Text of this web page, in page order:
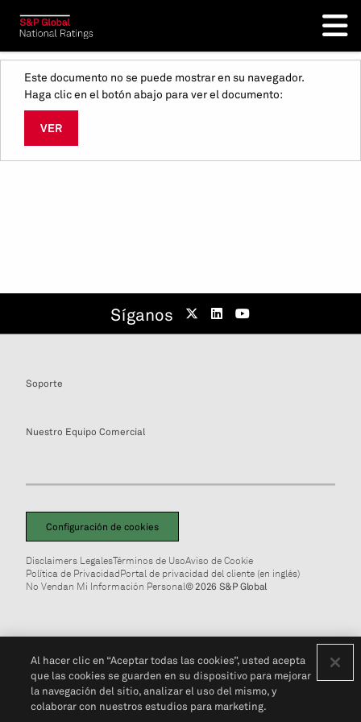
Este documento no se puede mostrar en su navegador.
Haga clic en el botón abajo para ver el documento:
VER
Síganos
Soporte
Nuestro Equipo Comercial
Configuración de cookies
Disclaimers LegalesTérminos de UsoAviso de Cookie
Política de PrivacidadPortal de privacidad del cliente (en inglés)
No Vendan Mi Información Personal© 2026 S&P Global
Al hacer clic en “Aceptar todas las cookies”, usted acepta
que las cookies se guarden en su dispositivo para mejorar
la navegación del sitio, analizar el uso del mismo, y
colaborar con nuestros estudios para marketing.